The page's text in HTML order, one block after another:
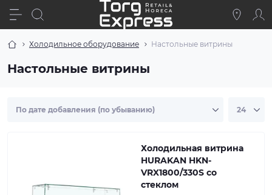
Холодильное оборудование Настольные витрины
Настольные витрины
Холодильная витрина
HURAKAN HKN-
VRX1800/330S со
стеклом